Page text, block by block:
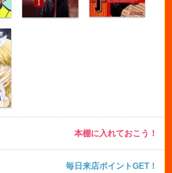
本棚に入れておこう！
毎日来店ポイントGET！